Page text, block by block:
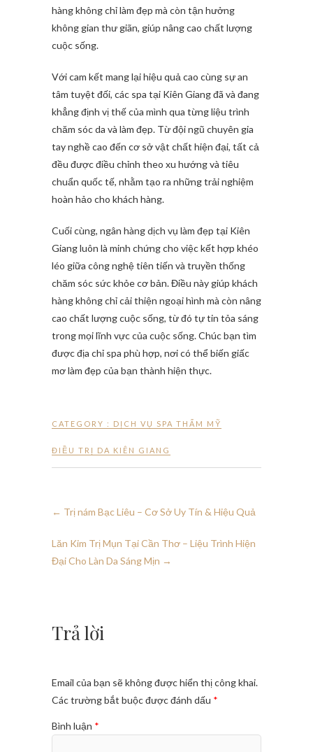
hàng không chỉ làm đẹp mà còn tận hưởng
không gian thư giãn, giúp nâng cao chất lượng
cuộc sống.
Với cam kết mang lại hiệu quả cao cùng sự an
tâm tuyệt đối, các spa tại Kiên Giang đã và đang
khẳng định vị thế của mình qua từng liệu trình
chăm sóc da và làm đẹp. Từ đội ngũ chuyên gia
tay nghề cao đến cơ sở vật chất hiện đại, tất cả
đều được điều chỉnh theo xu hướng và tiêu
chuẩn quốc tế, nhằm tạo ra những trải nghiệm
hoàn hảo cho khách hàng.
Cuối cùng, ngân hàng dịch vụ làm đẹp tại Kiên
Giang luôn là minh chứng cho việc kết hợp khéo
léo giữa công nghệ tiên tiến và truyền thống
chăm sóc sức khỏe cơ bản. Điều này giúp khách
hàng không chỉ cải thiện ngoại hình mà còn nâng
cao chất lượng cuộc sống, từ đó tự tin tỏa sáng
trong mọi lĩnh vực của cuộc sống. Chúc bạn tìm
được địa chỉ spa phù hợp, nơi có thể biến giấc
mơ làm đẹp của bạn thành hiện thực.
CATEGORY : DỊCH VỤ SPA THẨM MỸ
ĐIỀU TRỊ DA KIÊN GIANG
← Trị nám Bạc Liêu – Cơ Sở Uy Tín & Hiệu Quả
Lăn Kim Trị Mụn Tại Cần Thơ – Liệu Trình Hiện
Đại Cho Làn Da Sáng Mịn →
Trả lời
Email của bạn sẽ không được hiển thị công khai.
Các trường bắt buộc được đánh dấu *
Bình luận *